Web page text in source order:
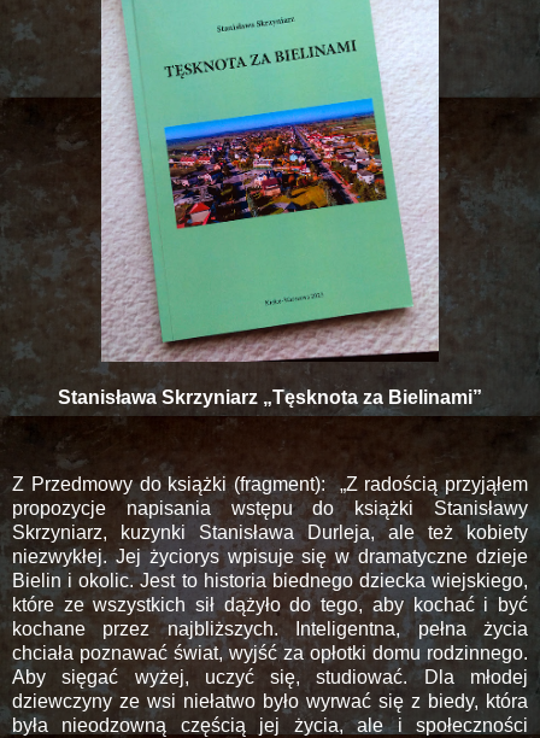
Stanisława Skrzyniarz „Tęsknota za Bielinami”
Z Przedmowy do książki (fragment):
„Z radością przyjąłem
propozycje napisania wstępu do książki Stanisławy
Skrzyniarz, kuzynki Stanisława Durleja, ale też kobiety
niezwykłej. Jej życiorys wpisuje się w dramatyczne dzieje
Bielin i okolic. Jest to historia biednego dziecka wiejskiego,
które ze wszystkich sił dążyło do tego, aby kochać i być
kochane przez najbliższych. Inteligentna, pełna życia
chciała poznawać świat, wyjść za opłotki domu rodzinnego.
Aby sięgać wyżej, uczyć się, studiować. Dla młodej
dziewczyny ze wsi niełatwo było wyrwać się z biedy, która
była nieodzowną częścią jej życia, ale i społeczności